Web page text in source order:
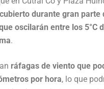
cubierto durante gran parte
oscilarán entre los 5°C
.
ráfagas de viento que
por hora, lo que